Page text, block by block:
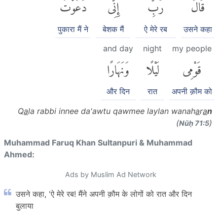
उसने कहा
ऐ मेरे रब
बेशक मैं
पुकारा मैं ने
my people
قَوْمِى
अपनी क़ौम को
night
لَيْلًا
रात
and day
وَنَهَارًا
और दिन
Qala rabbi innee da'awtu qawmee laylan wanaharan
(Nūḥ 71:5)
Muhammad Faruq Khan Sultanpuri & Muhammad
Ahmed:
Ads by Muslim Ad Network
उसने कहा, 'ऐ मेरे रब! मैंने अपनी क़ौम के लोगों को रात और दिन
बुलाया